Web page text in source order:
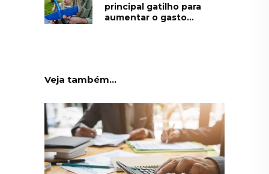
principal gatilho para
aumentar o gasto...
Veja também...